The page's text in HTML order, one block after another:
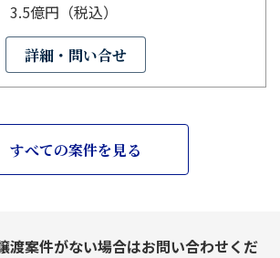
3.5億円（税込）
詳細・問い合せ
すべての案件を見る
渡案件がない場合はお問い合わせくだ